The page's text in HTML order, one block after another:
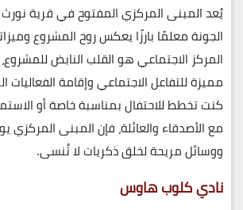
يُعد المبنى المركزي المفتوح في قرية
الجونة معلمًا بارزًا يعكس روح المشروع
المركز الاجتماعي هو القلب النابض
مميزة للتفاعل الاجتماعي وإقامة الفعاليات
كنت تخطط للاحتفال بمناسبة خاصة أو
مع الأصدقاء والعائلة، فإن المبنى المركزي
ووسائل مريحة لخلق ذكريات لا تُنسى.
نادي كلوب هاوس